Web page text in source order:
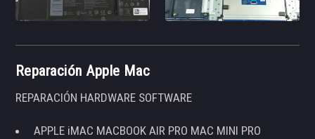
Reparación Apple Mac
REPARACIÓN HARDWARE SOFTWARE
APPLE iMAC MACBOOK AIR PRO MAC MINI PRO